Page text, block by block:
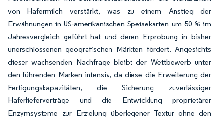
von Hafermilch verstärkt, was zu einem Anstieg der
Erwähnungen in US-amerikanischen Speisekarten um 50 % im
Jahresvergleich geführt hat und deren Erprobung in bisher
unerschlossenen geografischen Märkten fördert. Angesichts
dieser wachsenden Nachfrage bleibt der Wettbewerb unter
den führenden Marken intensiv, da diese die Erweiterung der
Fertigungskapazitäten, die Sicherung zuverlässiger
Haferlieferverträge und die Entwicklung proprietärer
Enzymsysteme zur Erzielung überlegener Textur ohne den